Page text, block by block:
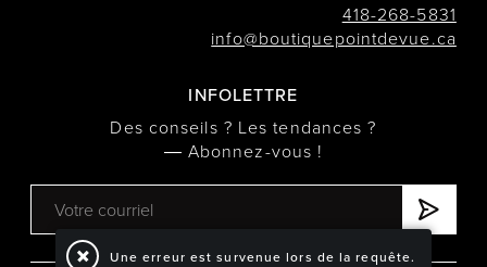
418-268-5831
info@boutiquepointdevue.ca
INFOLETTRE
Des conseils ? Les tendances ?
― Abonnez-vous !
Une erreur est survenue lors de la requête.